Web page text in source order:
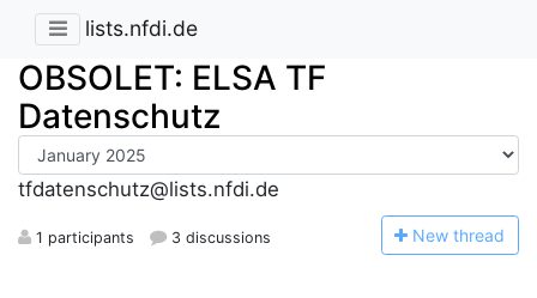
lists.nfdi.de
OBSOLET: ELSA TF
Datenschutz
tfdatenschutz@lists.nfdi.de
1 participants 3 discussions New thread